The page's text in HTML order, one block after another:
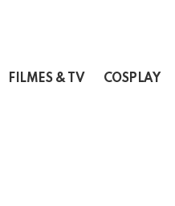
FILMES & TV COSPLAY